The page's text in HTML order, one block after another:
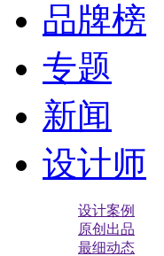
品牌榜
专题
新闻
设计师
设计案例
原创出品
最细动态